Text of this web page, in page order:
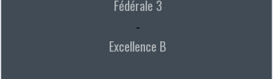
Fédérale 3
-
Excellence B